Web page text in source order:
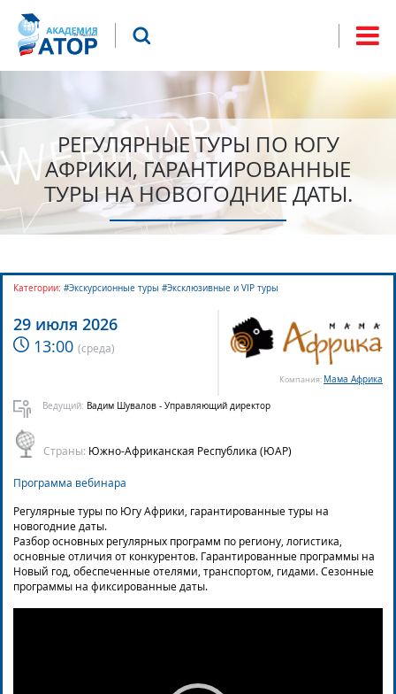
поиска
Что будем искать?
РЕГУЛЯРНЫЕ ТУРЫ ПО ЮГУ
АФРИКИ, ГАРАНТИРОВАННЫЕ
ТУРЫ НА НОВОГОДНИЕ ДАТЫ.
29 июля 2026
13:00 (среда)
Компания: Мама Африка
Ведущий: Вадим Шувалов - Управляющий директор
Страны: Южно-Африканская Республика (ЮАР)
Категории: #Экскурсионные туры #Эксклюзивные и VIP туры
Программа вебинара
Регулярные туры по Югу Африки, гарантированные туры на
новогодние даты.
Разбор основных регулярных программ по региону, логистика,
основные отличия от конкурентов. Гарантированные программы на
Новый год, обеспеченные отелями, транспортом, гидами. Сезонные
программы на фиксированные даты.